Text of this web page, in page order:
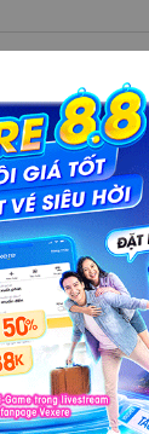
Ninh Hạ
nhất vào
Ninh từ
(muộn) nhất
- Quảng